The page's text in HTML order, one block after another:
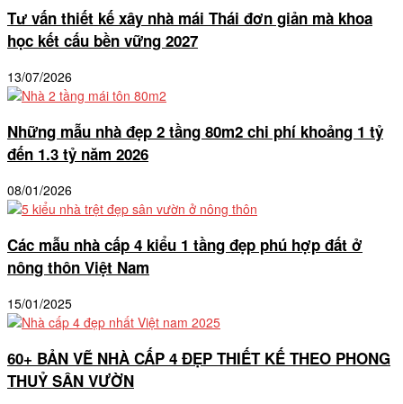
Tư vấn thiết kế xây nhà mái Thái đơn giản mà khoa
học kết cấu bền vững 2027
13/07/2026
Những mẫu nhà đẹp 2 tầng 80m2 chi phí khoảng 1 tỷ
đến 1.3 tỷ năm 2026
08/01/2026
Các mẫu nhà cấp 4 kiểu 1 tầng đẹp phú hợp đất ở
nông thôn Việt Nam
15/01/2025
60+ BẢN VẼ NHÀ CẤP 4 ĐẸP THIẾT KẾ THEO PHONG
THUỶ SÂN VƯỜN